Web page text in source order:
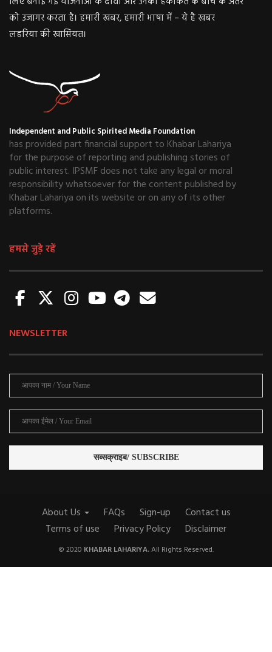
को उजागर करता है। हमारी खबर, हमारी भाषा में – ये है खबर
लहरिया की खासियत।
Independent and Public Spirited Media Foundation
has provided part financial support to Khabar Lahariya
for the purpose of reporting and publishing stories of
public interest. IPSMF does not take any legal or moral
responsibility whatsoever for the content published by
Khabar Lahariya on its website or on any of its other
platforms.
हमसे जुड़े रहें
NEWSLETTER
About Us FAQs Sign-up
Contact us
Terms of use
Privacy Policy Disclaimer
© 2020 KHABAR LAHARIYA.All Rights Reserved.